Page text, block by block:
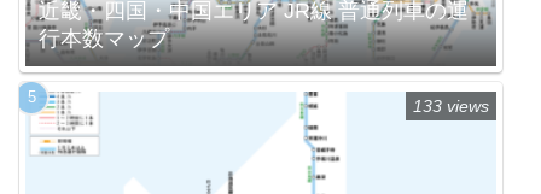
近畿・四国・中国エリア JR線 普通列車の運
行本数マップ
133 views